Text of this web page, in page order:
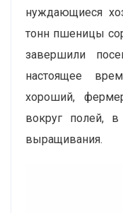
нуждающиеся
тонн пшеницы
завершили
настоящее
хороший,
вокруг полей, в
выращивания.